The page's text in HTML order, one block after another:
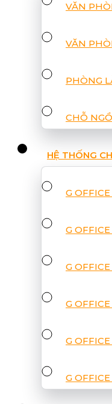
VĂN
VĂN
PHÒNG
CHỖ
HỆ THỐNG
G
G
G
G
G
G